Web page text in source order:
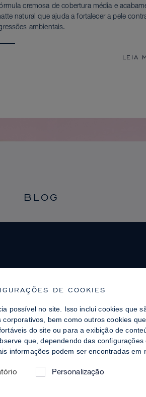
cremosa de cobertura média e
natural que ajuda a fortalecer a pele
ambientais.
LEIA
BLOG
DE COOKIES
possível no site. Isso inclui cookies que
bem como outros cookies
​​do site ou para a exibição de
que, dependendo das
informações podem ser encontradas em
Personalização